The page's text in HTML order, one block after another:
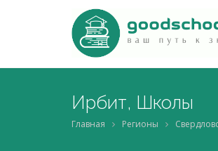
Ирбит, Школы
Главная Регионы